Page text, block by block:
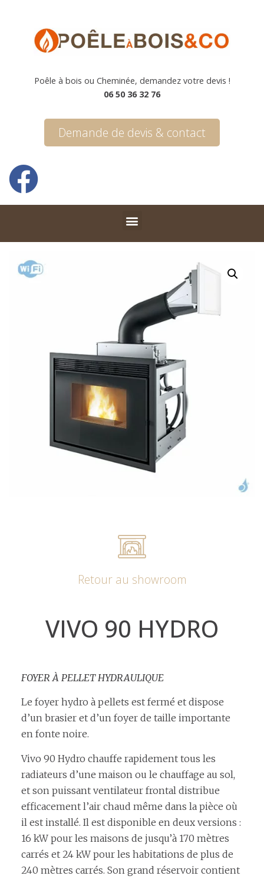
Poêle à bois ou Cheminée, demandez votre devis !
06 50 36 32 76
Demande de devis & contact
Retour au showroom
VIVO 90 HYDRO
FOYER À PELLET HYDRAULIQUE
Le foyer hydro à pellets est fermé et dispose
d’un brasier et d’un foyer de taille importante
en fonte noire.
Vivo 90 Hydro chauffe rapidement tous les
radiateurs d’une maison ou le chauffage au sol,
et son puissant ventilateur frontal distribue
efficacement l’air chaud même dans la pièce où
il est installé. Il est disponible en deux versions :
16 kW pour les maisons de jusqu’à 170 mètres
carrés et 24 kW pour les habitations de plus de
240 mètres carrés. Son grand réservoir contient